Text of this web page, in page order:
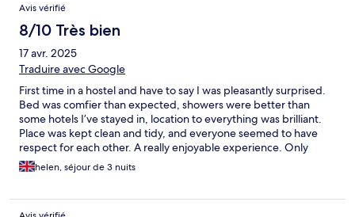
Avis vérifié
8/10 Très bien
17 avr. 2025
Traduire avec Google
First time in a hostel and have to say I was pleasantly surprised.
Bed was comfier than expected, showers were better than
some hotels I’ve stayed in, location to everything was brilliant.
Place was kept clean and tidy, and everyone seemed to have
respect for each other. A really enjoyable experience. Only
downside was getting woken at 1am by reception staff with no
explanation before allowing a new guest to come and stay in the
helen, séjour de 3 nuits